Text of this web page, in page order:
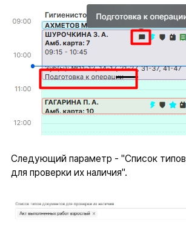
Следующий параметр - "Список
для проверки их наличия".